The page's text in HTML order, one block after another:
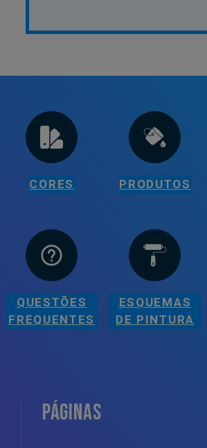
CORES PRODUTOS
QUESTÕES
FREQUENTES
ESQUEMAS
DE PINTURA
PÁGINAS